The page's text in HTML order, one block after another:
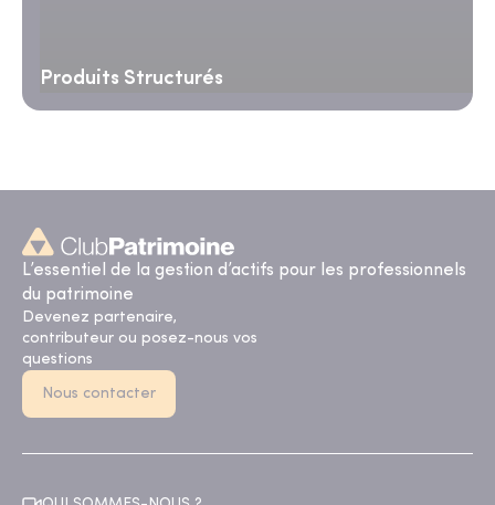
Produits Structurés
L’essentiel de la gestion d’actifs pour les professionnels
du patrimoine
Devenez partenaire,
contributeur ou posez-nous vos
questions
Nous contacter